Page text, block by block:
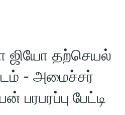
ஜியோ தற்செயல்
- அமைச்சர்
பேட்டி